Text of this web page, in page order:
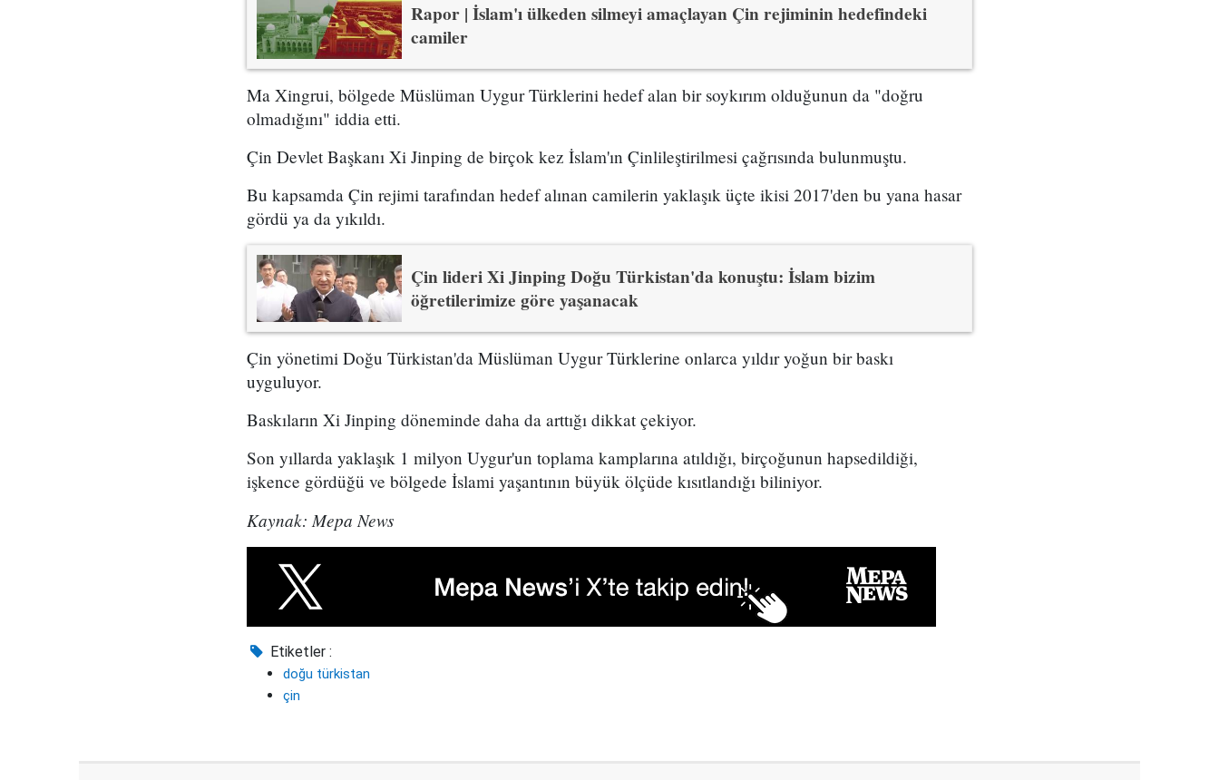
Rapor | İslam'ı ülkeden silmeyi amaçlayan Çin rejiminin hedefindeki
camiler
Ma Xingrui, bölgede Müslüman Uygur Türklerini hedef alan bir soykırım olduğunun da "doğru
olmadığını" iddia etti.
Çin Devlet Başkanı Xi Jinping de birçok kez İslam'ın Çinlileştirilmesi çağrısında bulunmuştu.
Bu kapsamda Çin rejimi tarafından hedef alınan camilerin yaklaşık üçte ikisi 2017'den bu yana hasar
gördü ya da yıkıldı.
Çin lideri Xi Jinping Doğu Türkistan'da konuştu: İslam bizim
öğretilerimize göre yaşanacak
Çin yönetimi Doğu Türkistan'da Müslüman Uygur Türklerine onlarca yıldır yoğun bir baskı
uyguluyor.
Baskıların Xi Jinping döneminde daha da arttığı dikkat çekiyor.
Son yıllarda yaklaşık 1 milyon Uygur'un toplama kamplarına atıldığı, birçoğunun hapsedildiği,
işkence gördüğü ve bölgede İslami yaşantının büyük ölçüde kısıtlandığı biliniyor.
Kaynak: Mepa News
Etiketler :
doğu türkistan
çin